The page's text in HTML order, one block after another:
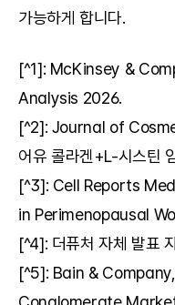
가능하게 합니다.
[^1]: McKinsey &
Analysis 2026.
[^2]: Journal of
어유 콜라겐+L-시스틴
[^3]: Cell Reports
in Perimenopausal
[^4]: 더퓨처 자체 발표
[^5]: Bain &